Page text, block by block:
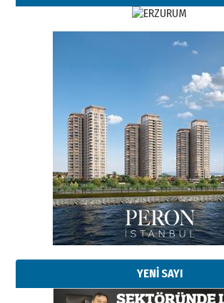
YENİ SAYI
Esat BİNDESEN
Başkan Sekmen’den Erzurum’a
bir vizyon proje daha!
02 Ağustos 2026 Pazar
Kadir SABUNCUOĞLU
Erzurumspor’un köşe taşları
29 Haziran 2026 Pazartesi
Kenan GÜLERCİ
Murat Şahsuvaroğlu ERKON’da